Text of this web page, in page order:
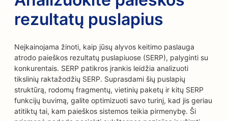
rezultatų puslapius
Neįkainojama žinoti, kaip jūsų alyvos keitimo paslauga
atrodo paieškos rezultatų puslapiuose (SERP), palyginti su
konkurentais. SERP patikros įrankis leidžia analizuoti
tikslinių raktažodžių SERP. Suprasdami šių puslapių
struktūrą, rodomų fragmentų, vietinių paketų ir kitų SERP
funkcijų buvimą, galite optimizuoti savo turinį, kad jis geriau
atitiktų tai, kam paieškos sistemos teikia pirmenybę. Ši